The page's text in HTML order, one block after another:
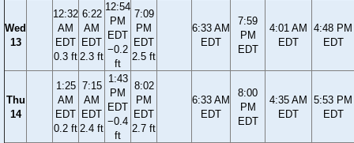
Wed
13
12:32
AM
EDT
0.3 ft
6:22
AM
EDT
2.3 ft
12:54
PM
EDT
−0.2
ft
7:09
PM
EDT
2.5 ft
6:33 AM
EDT
7:59
PM
EDT
4:01 AM
EDT
4:48 PM
EDT
Thu
14
1:25
AM
EDT
0.2 ft
7:15
AM
EDT
2.4 ft
1:43
PM
EDT
−0.4
ft
8:02
PM
EDT
2.7 ft
6:33 AM
EDT
8:00
PM
EDT
4:35 AM
EDT
5:53 PM
EDT